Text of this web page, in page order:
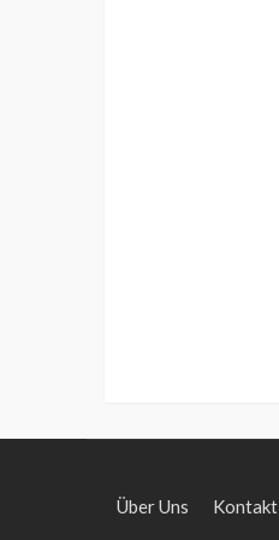
Über Uns Kontakt